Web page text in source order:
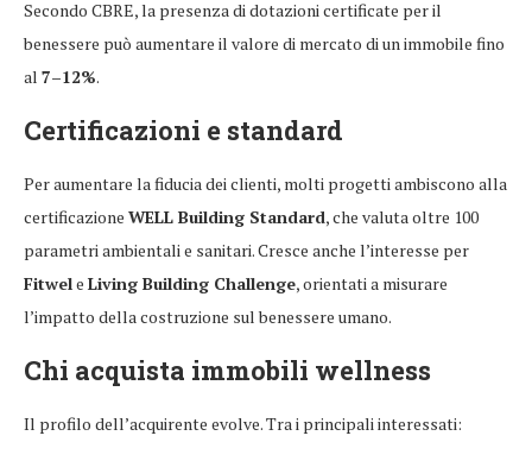
Secondo CBRE, la presenza di dotazioni certificate per il
benessere può aumentare il valore di mercato di un immobile fino
al 7–12%.
Certificazioni e standard
Per aumentare la fiducia dei clienti, molti progetti ambiscono alla
certificazione WELL Building Standard, che valuta oltre 100
parametri ambientali e sanitari. Cresce anche l’interesse per
Fitwele Living Building Challenge, orientati a misurare
l’impatto della costruzione sul benessere umano.
Chi acquista immobili wellness
Il profilo dell’acquirente evolve. Tra i principali interessati: